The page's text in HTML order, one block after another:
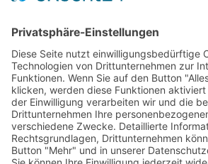
Kontakt
Impressum
Datenschutzerklärung
Allgemeine Geschäftsbedingungen
© Copyright - Kehr Sport GmbH |
Nach oben scrollen
Zum Inhalt springen
Werkzeugleiste öffnen